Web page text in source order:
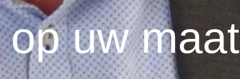
uw maat